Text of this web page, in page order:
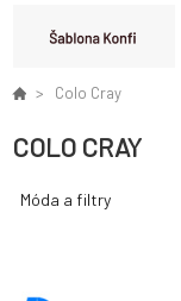
Colo Cray
COLO CRAY
Móda a filtry